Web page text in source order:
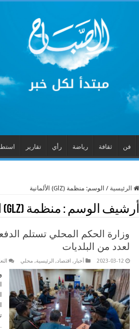
فن ثقافة رياضة رأي تقارير
الرئيسية / الوسم: منظمة (GlZ) الألمانية
أرشيف الوسم : منظمة (GlZ) الألمانية
وزارة الحكم المحلي تستلم
لعدد من البلديات
2023-03-12 أخبار , اقتصاد, الرئيسية, محلي